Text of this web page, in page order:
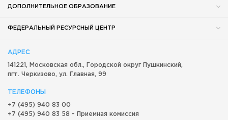
ДОПОЛНИТЕЛЬНОЕ ОБРАЗОВАНИЕ
ФЕДЕРАЛЬНЫЙ РЕСУРСНЫЙ ЦЕНТР
АДРЕС
141221, Московская обл., Городской округ Пушкинский,
пгт. Черкизово, ул. Главная, 99
ТЕЛЕФОНЫ
+7 (495) 940 83 00
+7 (495) 940 83 58 - Приемная комиссия